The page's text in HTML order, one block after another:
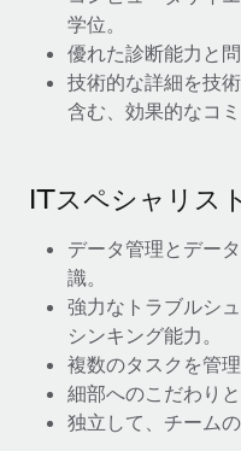
詳細を見る
学位。
優れた診断能力と問
技術的な詳細を技
含む、効果的なコ
ITスペシャリス
データ管理とデー
識。
強力なトラブルシ
シンキング能力。
複数のタスクを管
細部へのこだわりと
独立して、チーム